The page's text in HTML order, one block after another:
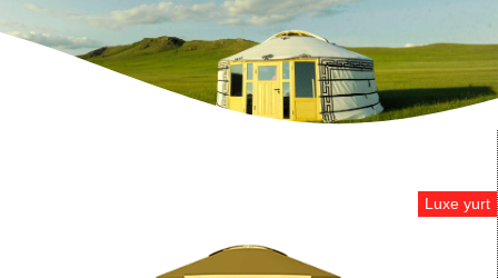
Luxe yurt